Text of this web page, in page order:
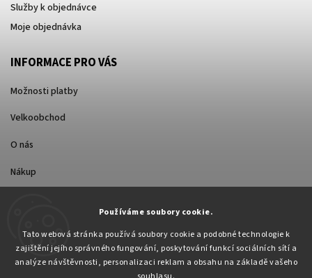
Používáme soubory cookie.
Tato webová stránka používá soubory cookie a podobné technologie k
zajištění jejího správného fungování, poskytování funkcí sociálních sítí a
analýze návštěvnosti, personalizaci reklam a obsahu na základě vašeho
Služby k objednávce
Moje objednávka
INFORMACE PRO VÁS
Možnosti platby
Velkoobchod
O nás
Nákup